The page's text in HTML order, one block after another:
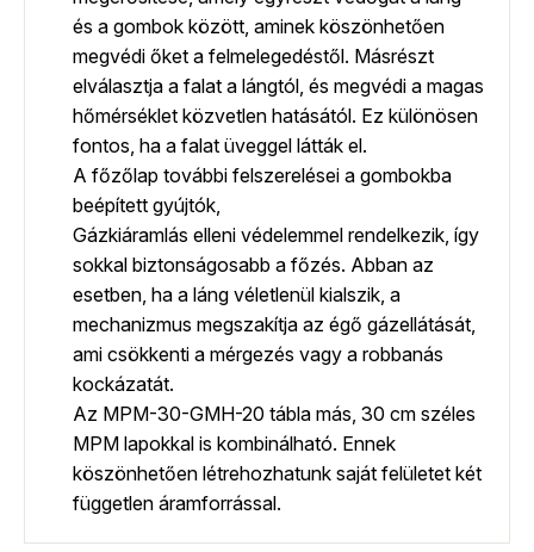
és a gombok között, aminek köszönhetően
megvédi őket a felmelegedéstől. Másrészt
elválasztja a falat a lángtól, és megvédi a magas
hőmérséklet közvetlen hatásától. Ez különösen
fontos, ha a falat üveggel látták el.
A főzőlap további felszerelései a gombokba
beépített gyújtók,
Gázkiáramlás elleni védelemmel rendelkezik, így
sokkal biztonságosabb a főzés. Abban az
esetben, ha a láng véletlenül kialszik, a
mechanizmus megszakítja az égő gázellátását,
ami csökkenti a mérgezés vagy a robbanás
kockázatát.
Az MPM-30-GMH-20 tábla más, 30 cm széles
MPM lapokkal is kombinálható. Ennek
köszönhetően létrehozhatunk saját felületet két
független áramforrással.